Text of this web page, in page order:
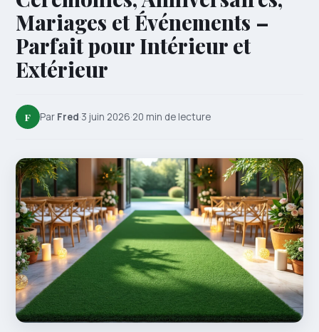
Mariages et Événements –
Parfait pour Intérieur et
Extérieur
F Par Fred·3 juin 2026·20 min de lecture